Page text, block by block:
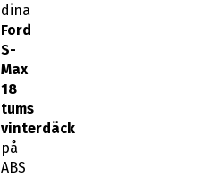
dina
Ford
S-
Max
18
tums
vinterdäck
på
ABS